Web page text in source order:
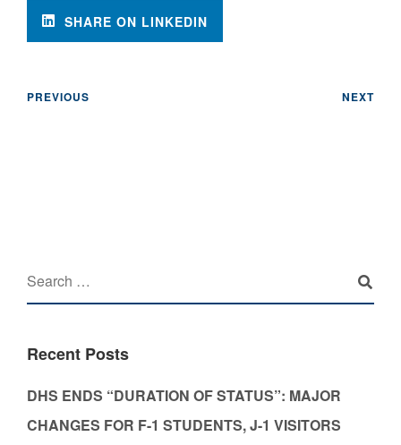
SHARE ON LINKEDIN
PREVIOUS NEXT
Recent Posts
DHS ENDS “DURATION OF STATUS”: MAJOR
CHANGES FOR F-1 STUDENTS, J-1 VISITORS